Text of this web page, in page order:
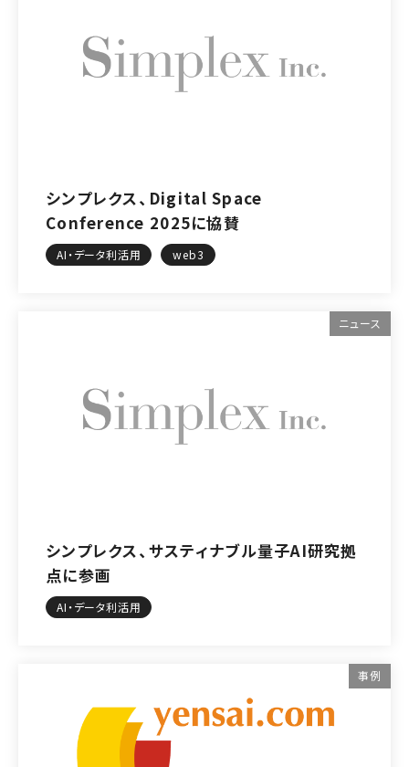
シンプレクス、Digital Space
Conference 2025に協賛
AI・データ利活用 web3
ニュース
シンプレクス、サスティナブル量子AI研究拠
点に参画
AI・データ利活用
事例